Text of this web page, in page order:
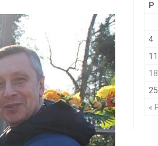
P
«
4
11
18
25